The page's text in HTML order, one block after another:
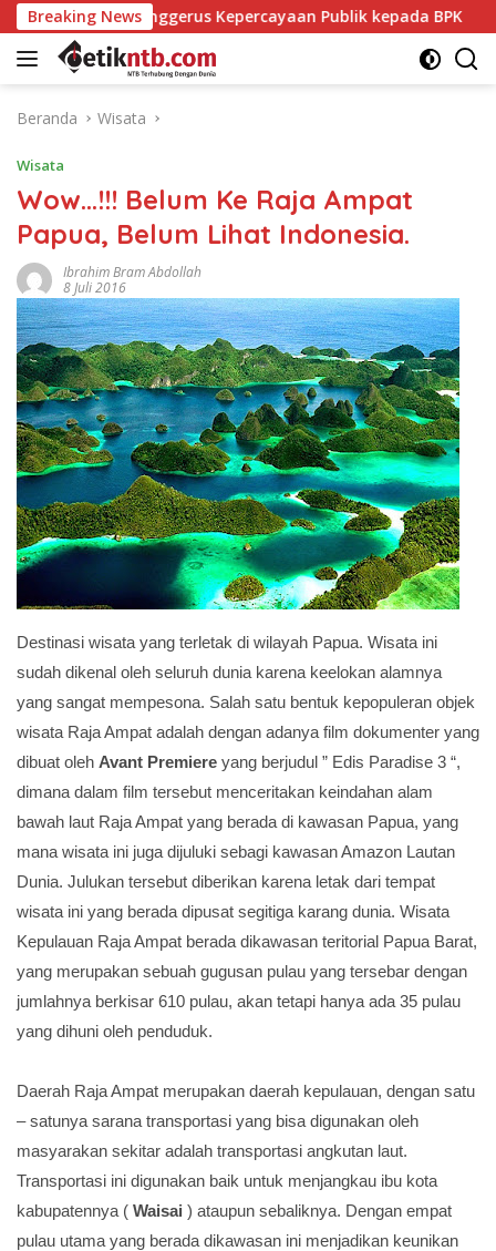
Langsung
ke
konten
Breaking NewsKepercayaan Publik kepada BPK Politisi
Beranda Wisata
Wisata
Wow…!!! Belum Ke Raja Ampat
Papua, Belum Lihat Indonesia.
Ibrahim Bram Abdollah
8 Juli 2016
Destinasi wisata yang terletak di wilayah Papua. Wisata ini
sudah dikenal oleh seluruh dunia karena keelokan alamnya
yang sangat mempesona. Salah satu bentuk kepopuleran objek
wisata Raja Ampat adalah dengan adanya film dokumenter yang
dibuat oleh Avant Premiere yang berjudul ” Edis Paradise 3 “,
dimana dalam film tersebut menceritakan keindahan alam
bawah laut Raja Ampat yang berada di kawasan Papua, yang
mana wisata ini juga dijuluki sebagi kawasan Amazon Lautan
Dunia. Julukan tersebut diberikan karena letak dari tempat
wisata ini yang berada dipusat segitiga karang dunia. Wisata
Kepulauan Raja Ampat berada dikawasan teritorial Papua Barat,
yang merupakan sebuah gugusan pulau yang tersebar dengan
jumlahnya berkisar 610 pulau, akan tetapi hanya ada 35 pulau
yang dihuni oleh penduduk.
Daerah Raja Ampat merupakan daerah kepulauan, dengan satu
– satunya sarana transportasi yang bisa digunakan oleh
masyarakan sekitar adalah transportasi angkutan laut.
Transportasi ini digunakan baik untuk menjangkau ibu kota
kabupatennya ( Waisai ) ataupun sebaliknya. Dengan empat
pulau utama yang berada dikawasan ini menjadikan keunikan